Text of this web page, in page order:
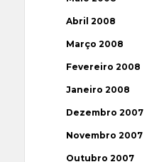
Abril 2008
Março 2008
Fevereiro 2008
Janeiro 2008
Dezembro 2007
Novembro 2007
Outubro 2007